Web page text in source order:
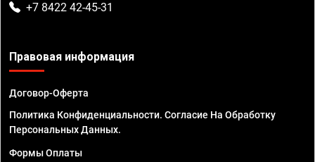
+7 8422 42-45-31
Правовая информация
Договор-Оферта
Политика Конфиденциальности. Согласие На Обработку
Персональных Данных.
Формы Оплаты